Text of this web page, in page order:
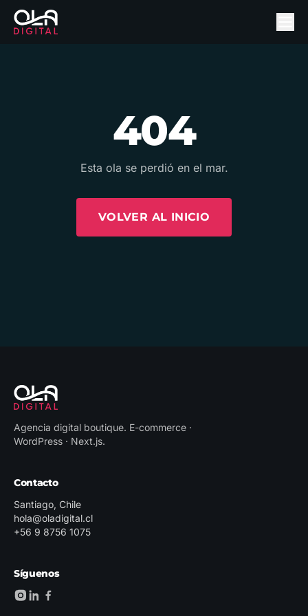
404
Esta ola se perdió en el mar.
VOLVER AL INICIO
Agencia digital boutique. E-commerce ·
WordPress · Next.js.
Contacto
Santiago, Chile
hola@oladigital.cl
+56 9 8756 1075
Síguenos